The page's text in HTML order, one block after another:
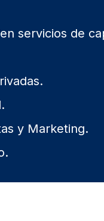
servicios de
y Marketing.